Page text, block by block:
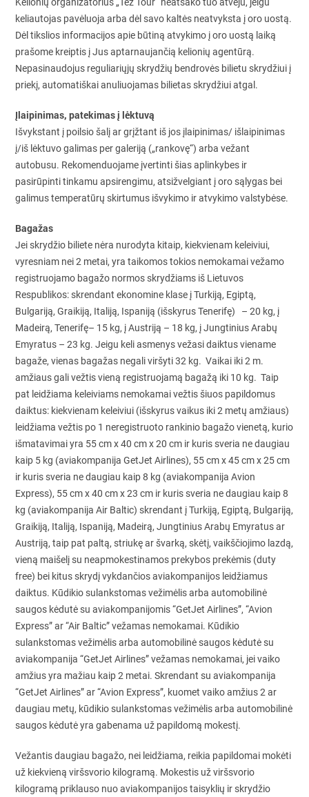
keliautojas pavėluoja arba dėl savo kaltės neatvyksta į oro uostą.
Dėl tikslios informacijos apie būtiną atvykimo į oro uostą laiką
prašome kreiptis į Jus aptarnaujančią kelionių agentūrą.
Nepasinaudojus reguliariųjų skrydžių bendrovės bilietu skrydžiui į
priekį, automatiškai anuliuojamas bilietas skrydžiui atgal.
Įlaipinimas, patekimas į lėktuvą
Išvykstant į poilsio šalį ar grįžtant iš jos įlaipinimas/ išlaipinimas
į/iš lėktuvo galimas per galeriją („rankovę“) arba vežant
autobusu. Rekomenduojame įvertinti šias aplinkybes ir
pasirūpinti tinkamu apsirengimu, atsižvelgiant į oro sąlygas bei
galimus temperatūrų skirtumus išvykimo ir atvykimo valstybėse.
Bagažas
Jei skrydžio biliete nėra nurodyta kitaip, kiekvienam keleiviui,
vyresniam nei 2 metai, yra taikomos tokios nemokamai vežamo
registruojamo bagažo normos skrydžiams iš Lietuvos
Respublikos: skrendant ekonomine klase į Turkiją, Egiptą,
Bulgariją, Graikiją, Italiją, Ispaniją (išskyrus Tenerifę) – 20 kg, į
Madeirą, Tenerifę– 15 kg, į Austriją – 18 kg, į Jungtinius Arabų
Emyratus – 23 kg. Jeigu keli asmenys vežasi daiktus viename
bagaže, vienas bagažas negali viršyti 32 kg. Vaikai iki 2 m.
amžiaus gali vežtis vieną registruojamą bagažą iki 10 kg. Taip
pat leidžiama keleiviams nemokamai vežtis šiuos papildomus
daiktus: kiekvienam keleiviui (išskyrus vaikus iki 2 metų amžiaus)
leidžiama vežtis po 1 neregistruoto rankinio bagažo vienetą, kurio
išmatavimai yra 55 cm x 40 cm x 20 cm ir kuris sveria ne daugiau
kaip 5 kg (aviakompanija GetJet Airlines), 55 cm x 45 cm x 25 cm
ir kuris sveria ne daugiau kaip 8 kg (aviakompanija Avion
Express), 55 cm x 40 cm x 23 cm ir kuris sveria ne daugiau kaip 8
kg (aviakompanija Air Baltic) skrendant į Turkiją, Egiptą, Bulgariją,
Graikiją, Italiją, Ispaniją, Madeirą, Jungtinius Arabų Emyratus ar
Austriją, taip pat paltą, striukę ar švarką, skėtį, vaikščiojimo lazdą,
vieną maišelį su neapmokestinamos prekybos prekėmis (duty
free) bei kitus skrydį vykdančios aviakompanijos leidžiamus
daiktus. Kūdikio sulankstomas vežimėlis arba automobilinė
saugos kėdutė su aviakompanijomis “GetJet Airlines”, “Avion
Express” ar “Air Baltic” vežamas nemokamai. Kūdikio
sulankstomas vežimėlis arba automobilinė saugos kėdutė su
aviakompanija “GetJet Airlines” vežamas nemokamai, jei vaiko
amžius yra mažiau kaip 2 metai. Skrendant su aviakompanija
“GetJet Airlines” ar “Avion Express”, kuomet vaiko amžius 2 ar
daugiau metų, kūdikio sulankstomas vežimėlis arba automobilinė
saugos kėdutė yra gabenama už papildomą mokestį.
Vežantis daugiau bagažo, nei leidžiama, reikia papildomai mokėti
už kiekvieną viršsvorio kilogramą. Mokestis už viršsvorio
kilogramą priklauso nuo aviakompanijos taisyklių ir skrydžio